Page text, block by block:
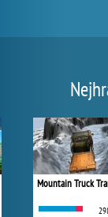
Mountain Truck